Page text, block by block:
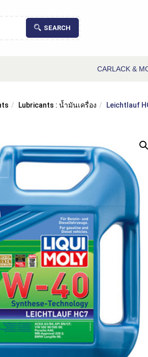
SEARCH
CARLACK &
Lubricants : น้ำมันเครื่อง Leichtlauf